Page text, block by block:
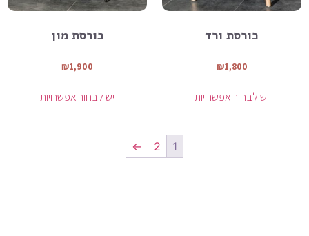
כורסת ורד
₪1,800
יש לבחור אפשרויות
כורסת מון
₪1,900
יש לבחור אפשרויות
1
2
←